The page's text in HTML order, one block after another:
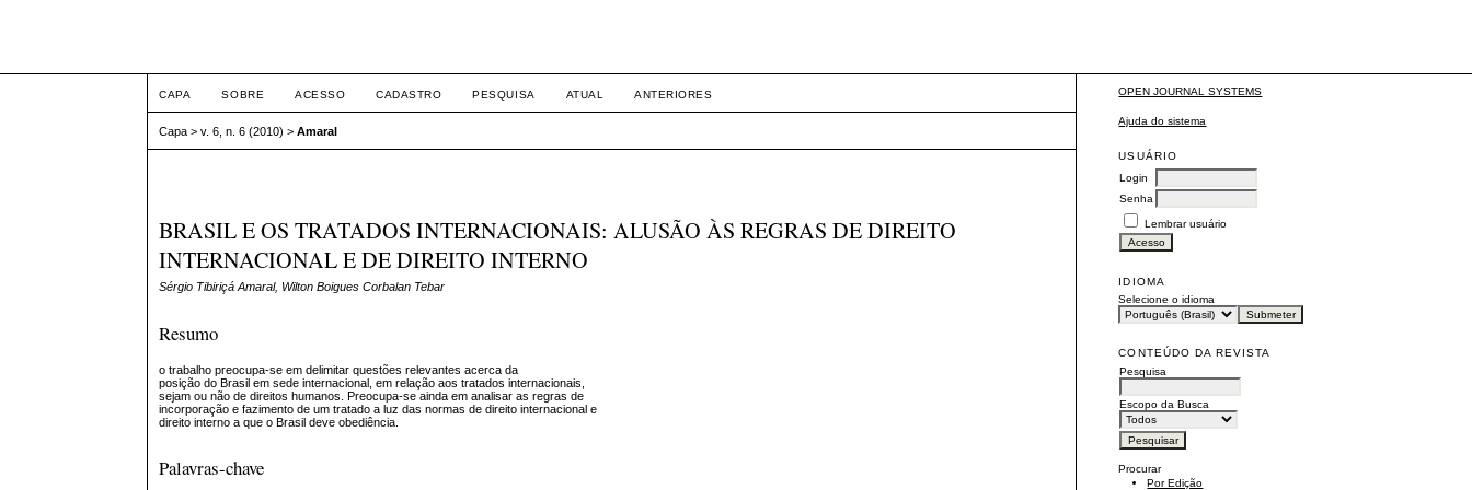
OPEN JOURNAL SYSTEMS
Ajuda do sistema
USUÁRIO
Login
Senha
Lembrar usuário
IDIOMA
Selecione o idioma
CONTEÚDO DA REVISTA
Pesquisa
Escopo da Busca
Procurar
Por Edição
CAPA SOBRE ACESSO CADASTRO PESQUISA ATUAL ANTERIORES
Capa >v. 6, n. 6 (2010) >Amaral
BRASIL E OS TRATADOS INTERNACIONAIS: ALUSÃO ÀS REGRAS DE DIREITO
INTERNACIONAL E DE DIREITO INTERNO
Sérgio Tibiriçá Amaral, Wilton Boigues Corbalan Tebar
Resumo
o trabalho preocupa-se em delimitar questões relevantes acerca da
posição do Brasil em sede internacional, em relação aos tratados internacionais,
sejam ou não de direitos humanos. Preocupa-se ainda em analisar as regras de
incorporação e fazimento de um tratado a luz das normas de direito internacional e
direito interno a que o Brasil deve obediência.
Palavras-chave